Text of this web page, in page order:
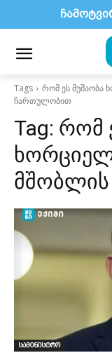
Tags
რომ ეს მუშაობა
ჩართულობით
Tag: რომ
სამინისტრო